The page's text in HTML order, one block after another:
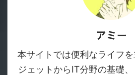
アミー
本サイトでは便利なライフ
ジェットからIT分野の基礎